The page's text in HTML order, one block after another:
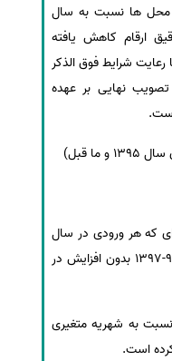
محل ها نسبت به سال
ارقام کاهش یافته
شرایط فوق الذکر
نهایی بر عهده
که هر ورودی در سال
1395 پرداخت کرده است، در سال 96-1397 بدون افزایش در
افزایش نسبت به شهریه متغیری